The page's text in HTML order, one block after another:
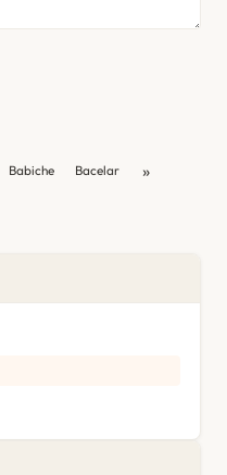
Babiche Bacelar »